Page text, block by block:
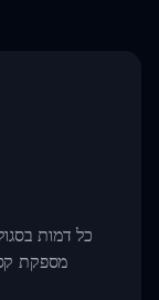
כל דמות
מספקת